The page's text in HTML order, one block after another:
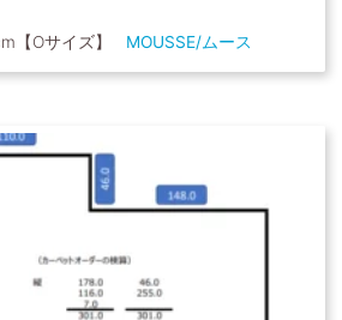
【Oサイズ】 MOUSSE/ムース